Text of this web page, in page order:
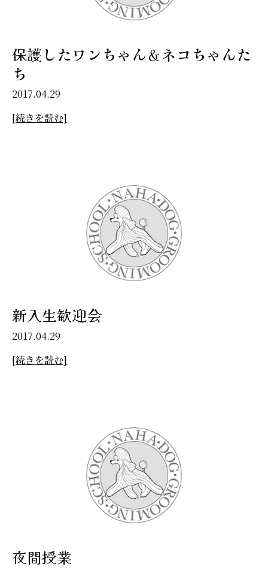
保護したワンちゃん＆ネコちゃんた
ち
2017.04.29
[続きを読む]
新入生歓迎会
2017.04.29
[続きを読む]
夜間授業